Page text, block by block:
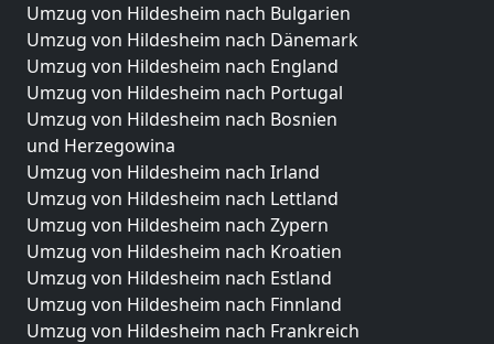
Umzug von Hildesheim nach Bulgarien
Umzug von Hildesheim nach Dänemark
Umzug von Hildesheim nach England
Umzug von Hildesheim nach Portugal
Umzug von Hildesheim nach Bosnien
und Herzegowina
Umzug von Hildesheim nach Irland
Umzug von Hildesheim nach Lettland
Umzug von Hildesheim nach Zypern
Umzug von Hildesheim nach Kroatien
Umzug von Hildesheim nach Estland
Umzug von Hildesheim nach Finnland
Umzug von Hildesheim nach Frankreich